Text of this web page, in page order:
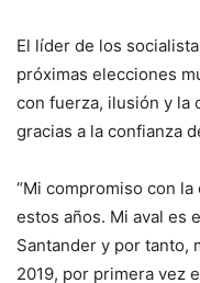
El líder de los
próximas elecciones
con fuerza, ilusión y la
gracias a la confianza
“Mi compromiso con
estos años. Mi aval es
Santander y por tanto,
2019, por primera vez